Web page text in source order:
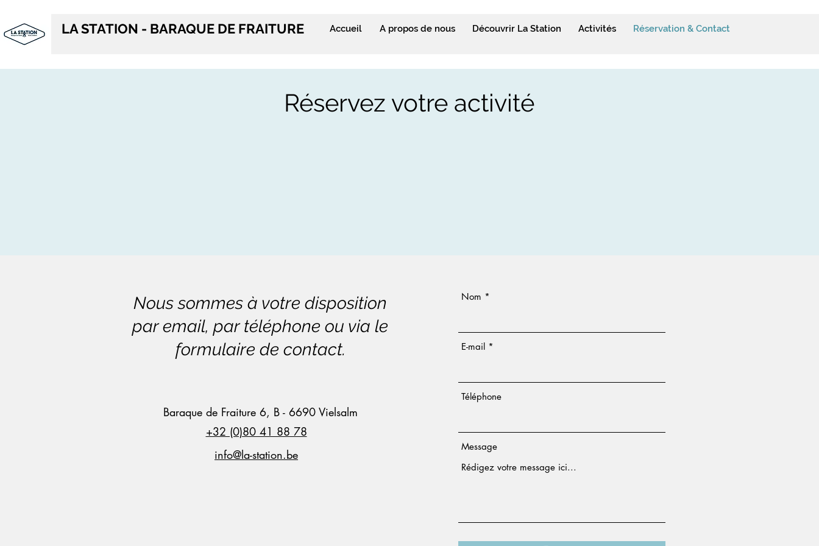
LA STATION - BARAQUE DE FRAITURE Accueil A propos de nous Découvrir La Station Activités Réservation & Contact
Réservez votre activité
Nous sommes à votre disposition
par email, par téléphone ou via le
formulaire de contact.
Baraque de Fraiture 6, B - 6690 Vielsalm
+32 (0)80 41 88 78
info@la-station.be
Nom
E-mail
Téléphone
Message